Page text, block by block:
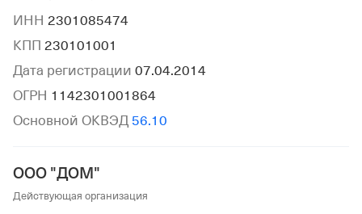
ИНН 2301085474
КПП 230101001
Дата регистрации 07.04.2014
ОГРН 1142301001864
Основной ОКВЭД 56.10
ООО "ДОМ"
Действующая организация